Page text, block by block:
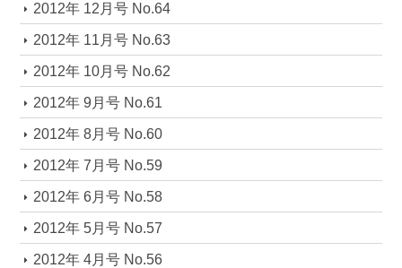
2012年 12月号 No.64
2012年 11月号 No.63
2012年 10月号 No.62
2012年 9月号 No.61
2012年 8月号 No.60
2012年 7月号 No.59
2012年 6月号 No.58
2012年 5月号 No.57
2012年 4月号 No.56